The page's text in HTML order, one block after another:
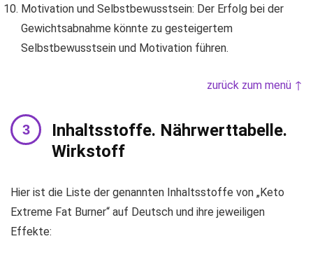
Motivation und Selbstbewusstsein: Der Erfolg bei der
Gewichtsabnahme könnte zu gesteigertem
Selbstbewusstsein und Motivation führen.
zurück zum menü ↑
Inhaltsstoffe. Nährwerttabelle.
Wirkstoff
Hier ist die Liste der genannten Inhaltsstoffe von „Keto
Extreme Fat Burner“ auf Deutsch und ihre jeweiligen
Effekte: